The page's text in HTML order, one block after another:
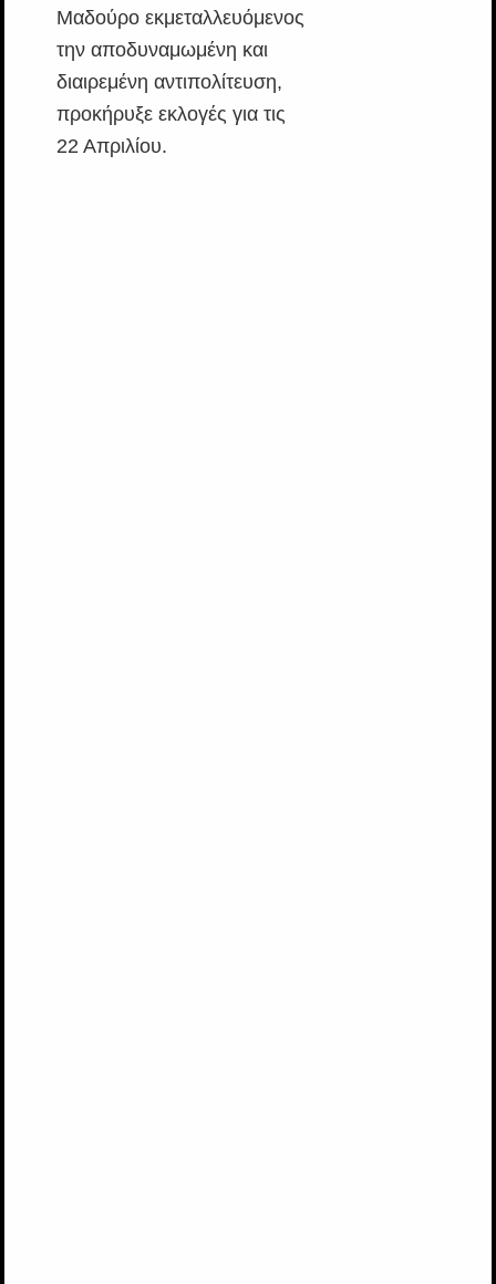
Μαδούρο εκμεταλλευόμενος
την αποδυναμωμένη και
διαιρεμένη αντιπολίτευση,
προκήρυξε εκλογές για τις
22 Απριλίου.